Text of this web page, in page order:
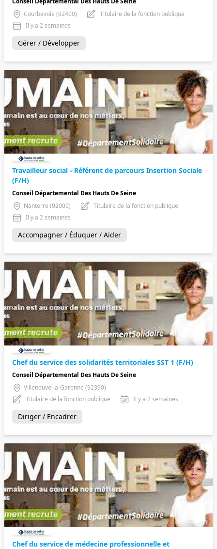
Courbevoie (92400)
Titulaire de la fonction publique
Il y a 2 semaines
Gérer / Développer
Travailleur social - Référent de parcours Insertion Sociale
(F/H)
Conseil Départemental Des Hauts De Seine
Nanterre (92000)
Titulaire de la fonction publique
Il y a 2 semaines
Accompagner / Éduquer / Aider
Chef du service des solidarités territoriales SST 1 (F/H)
Conseil Départemental Des Hauts De Seine
Villeneuve-la-Garenne (92390)
Titulaire de la fonction publique
Il y a 2 semaines
Diriger / Encadrer
Chef du service de médecine professionnelle et